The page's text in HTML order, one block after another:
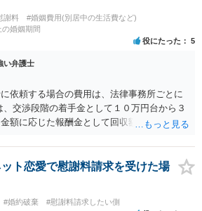
うか。 以上、ご参考まで。
謝料
#婚姻費用(別居中の生活費など)
婚姻期間
役にたった 5
い弁護士
依頼する場合の費用は、法律事務所ごとに
交渉段階の着手金として１０万円台から３
額に応じた報酬金として回収額の１０％か
実費が発生することもあります。 もっと
、相手方の住所・勤務先が分かるか、慰謝料
わるか訴訟まで見込むかによって、費用は
交渉だけの場合、訴訟になった場合、回収
確認しておくとよいでしょう。 弁護士選び
ト恋愛で慰謝料請求を受けた場
#婚約破棄 #慰謝料請求したい側